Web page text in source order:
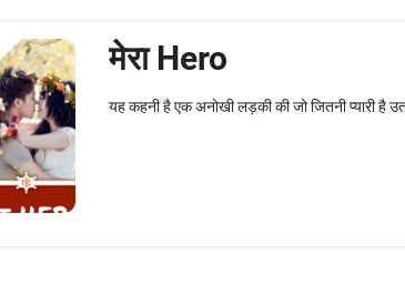
मेरा Hero
यह कहनी है एक अनोखी लड़की की जो जितनी प्यारी है